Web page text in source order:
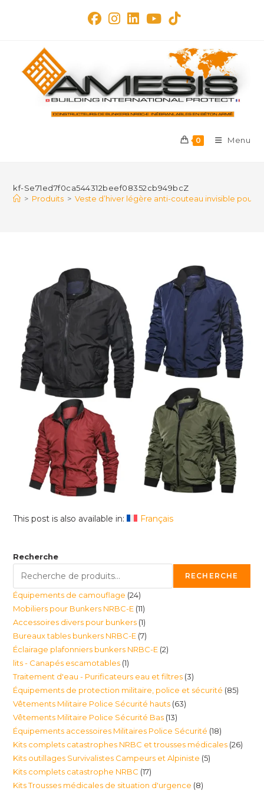
0 Menu
kf-Se71ed7f0ca544312beef08352cb949bcZ
> Produits > Veste d’hiver légère anti-couteau invisible pour
This post is also available in: Français
Recherche
RECHERCHE
Équipements de camouflage 2424
produits
Mobiliers pour Bunkers NRBC-E 1111
produits
Accessoires divers pour bunkers 11
produit
Bureaux tables bunkers NRBC-E 77
produits
Éclairage plafonniers bunkers NRBC-E 22
lits - Canapés escamotables 11
produit
Traitement d'eau - Purificateurs eau et filtres 33
produits
Équipements de protection militaire, police et sécurité 8585
Vêtements Militaire Police Sécurité hauts 6363
Vêtements Militaire Police Sécurité Bas 1313
produits
Équipements accessoires Militaires Police Sécurité 1818
produits
Kits complets catastrophes NRBC et trousses médicales 2626
Kits outillages Survivalistes Campeurs et Alpiniste 55
Kits complets catastrophe NRBC 1717
produits
Kits Trousses médicales de situation d'urgence 88